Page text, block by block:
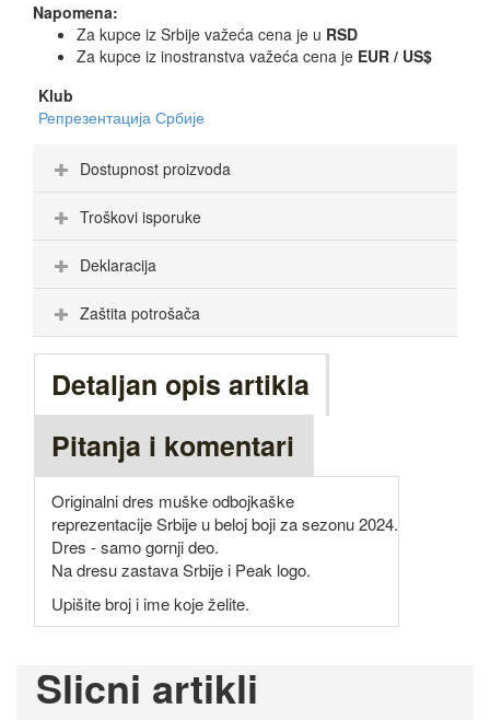
Napomena:
Za kupce iz Srbije važeća cena je u RSD
Za kupce iz inostranstva važeća cena je EUR / US$
Klub
Репрезентација Србије
Dostupnost proizvoda
Troškovi isporuke
Deklaracija
Zaštita potrošača
Detaljan opis artikla
Pitanja i komentari
Originalni dres muške odbojkaške
reprezentacije Srbije u beloj boji za sezonu 2024.
Dres - samo gornji deo.
Na dresu zastava Srbije i Peak logo.
Upišite broj i ime koje želite.
Slicni artikli